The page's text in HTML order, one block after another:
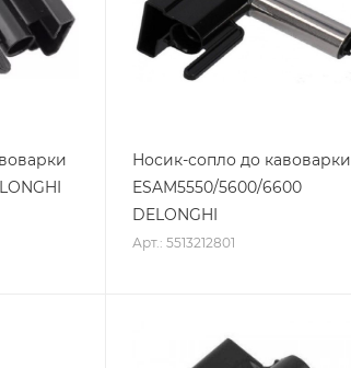
Носик-сопло до кавоварки
ESAM5550/5600/6600
DELONGHI
Арт.: 5513212801